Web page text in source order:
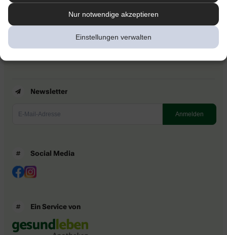
Nur notwendige akzeptieren
Einstellungen verwalten
Newsletter
Barrierefreiheitserklärung
Newsletter
Social Media
Ein Service von